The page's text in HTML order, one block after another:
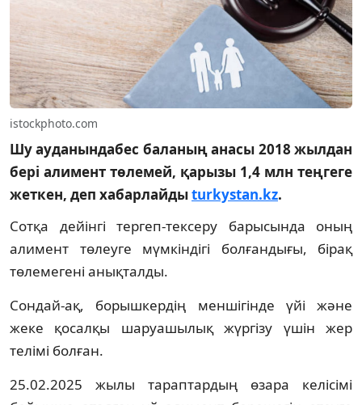
istockphoto.com
Шу ауданындабес баланың анасы 2018 жылдан
бері алимент төлемей, қарызы 1,4 млн теңгеге
жеткен, деп хабарлайдыturkystan.kz.
Сотқа дейінгі тергеп-тексеру барысында оның
алимент төлеуге мүмкіндігі болғандығы, бірақ
төлемегені анықталды.
Сондай-ақ, борышкердің меншігінде үйі және
жеке қосалқы шаруашылық жүргізу үшін жер
телімі болған.
25.02.2025 жылы тараптардың өзара келісімі